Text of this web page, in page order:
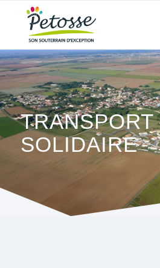
TRANSPORT
SOLIDAIRE